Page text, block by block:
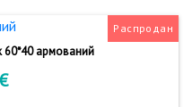
Распродан
60*40 армований